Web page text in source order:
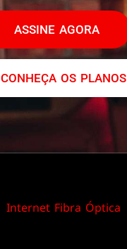
ASSINE AGORA
CONHEÇA OS PLANOS
Internet Fibra Óptica